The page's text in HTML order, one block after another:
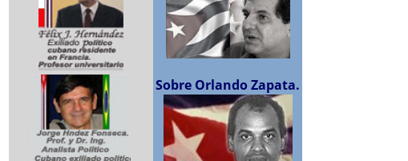
Sobre Orlando Zapata.